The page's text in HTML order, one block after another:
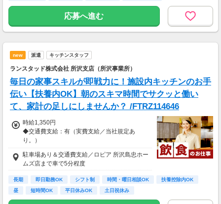
応募へ進む
new 派遣 キッチンスタッフ
ランスタッド株式会社 所沢支店（所沢事業所）
毎日の家事スキルが即戦力に！施設内キッチンのお手
伝い【扶養内OK】朝のスキマ時間でサクッと働い
て、家計の足しにしませんか？ /FTRZ114646
時給1,350円
◆交通費支給：有（実費支給／当社規定あ
り。）
月収例：72,900円＝1,350円×4時間30分×12日
勤務の場合＋交通費別途支給
駐車場あり＆交通費支給／ロピア 所沢島忠ホー
ムズ店まで車で5分程度
長期 即日勤務OK シフト制 時間・曜日相談OK
扶養控除内OK
昼
短時間OK 平日休みOK 土日祝休み